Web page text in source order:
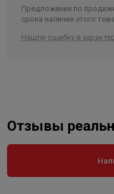
Предложение по
срока наличия этого
Нашли ошибку в
Отзывы